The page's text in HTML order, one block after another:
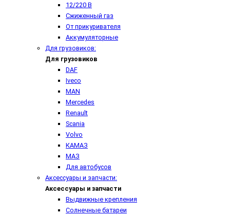
12/220 В
Сжиженный газ
От прикуривателя
Аккумуляторные
Для грузовиков:
Для грузовиков
DAF
Iveco
MAN
Mercedes
Renault
Scania
Volvo
КАМАЗ
МАЗ
Для автобусов
Аксессуары и запчасти:
Аксессуары и запчасти
Выдвижные крепления
Солнечные батареи